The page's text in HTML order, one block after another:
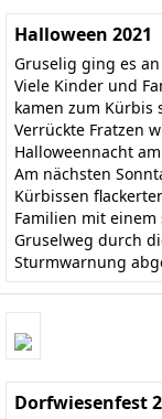
Halloween 2021
Gruselig ging es
Viele Kinder und
kamen zum Kürbis
Verrückte Fratzen
Halloweennacht
Am nächsten
Kürbissen
Familien mit
Gruselweg durch
Sturmwarnung
Dorfwiesenfest